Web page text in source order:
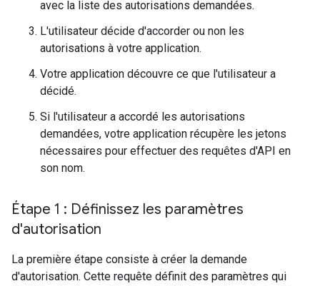
avec la liste des autorisations demandées.
L'utilisateur décide d'accorder ou non les
autorisations à votre application.
Votre application découvre ce que l'utilisateur a
décidé.
Si l'utilisateur a accordé les autorisations
demandées, votre application récupère les jetons
nécessaires pour effectuer des requêtes d'API en
son nom.
Étape 1 : Définissez les paramètres
d'autorisation
La première étape consiste à créer la demande
d'autorisation. Cette requête définit des paramètres qui